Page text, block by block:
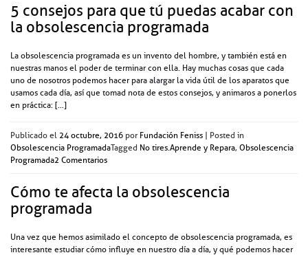
5 consejos para que tú puedas acabar con
la obsolescencia programada
La obsolescencia programada es un invento del hombre, y también está en
nuestras manos el poder de terminar con ella. Hay muchas cosas que cada
uno de nosotros podemos hacer para alargar la vida útil de los aparatos que
usamos cada día, así que tomad nota de estos consejos, y animaros a ponerlos
en práctica: […]
Publicado el 24 octubre, 2016 por Fundación Feniss | Posted in
Obsolescencia ProgramadaTagged No tires.Aprende y Repara, Obsolescencia
Programada2 Comentarios
Cómo te afecta la obsolescencia
programada
Una vez que hemos asimilado el concepto de obsolescencia programada, es
interesante estudiar cómo influye en nuestro día a día, y qué podemos hacer